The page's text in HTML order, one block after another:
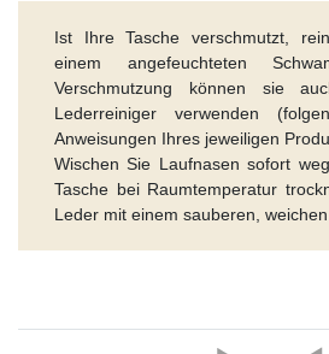
Ist Ihre Tasche verschmutzt,
einem angefeuchteten
Verschmutzung können sie
Lederreiniger verwenden
Anweisungen Ihres jeweiligen
Wischen Sie Laufnasen sofort
Tasche bei Raumtemperatur
Leder mit einem sauberen,